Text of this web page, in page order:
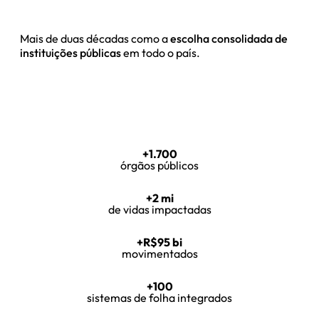
Mais de duas décadas como aescolha consolidada de
instituições públicasem todo o país.
+1.700
órgãos públicos
+2 mi
de vidas impactadas
+R$95 bi
movimentados
+100
sistemas de folha integrados